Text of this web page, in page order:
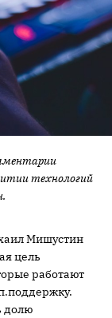
технологий
Мишустин
цель
работают
долю